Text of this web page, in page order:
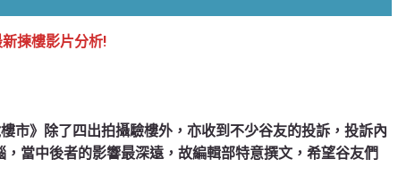
揀樓影片分析!
市》除了四出拍攝驗樓外，亦收到不少谷友的投訴，投訴內
，當中後者的影響最深遠，故編輯部特意撰文，希望谷友們